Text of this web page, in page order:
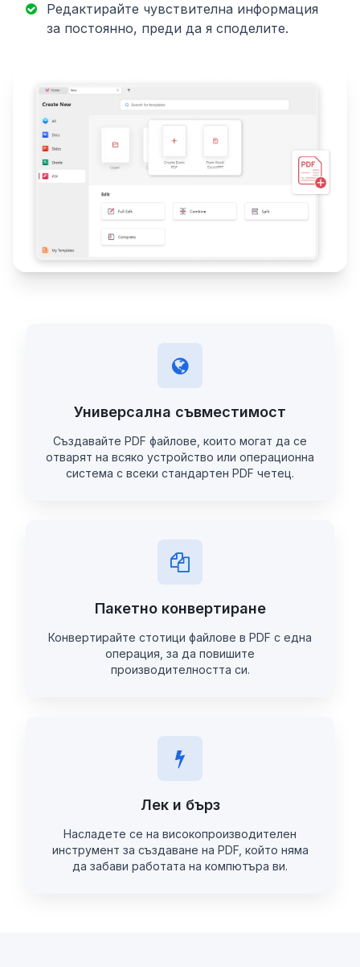
Редактирайте чувствителна информация
за постоянно, преди да я споделите.
Универсална съвместимост
Създавайте PDF файлове, които могат да се
отварят на всяко устройство или операционна
система с всеки стандартен PDF четец.
Пакетно конвертиране
Конвертирайте стотици файлове в PDF с една
операция, за да повишите
производителността си.
Лек и бърз
Насладете се на високопроизводителен
инструмент за създаване на PDF, който няма
да забави работата на компютъра ви.